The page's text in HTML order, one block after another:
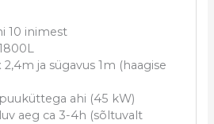
10 inimest
2,4m ja sügavus 1m (haagise
ahi (45 kW)
aeg ca 3-4h (sõltuvalt